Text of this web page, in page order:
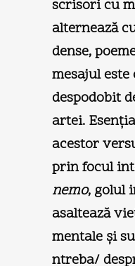
scrisori cu
alternează
dense,
mesajul
despodobit
artei.
acestor
prin focul
nemo, golul
asaltează
mentale şi
ntreba/